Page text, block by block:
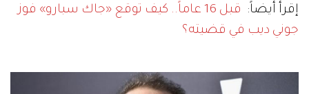
إقرأ أيضاً:
قبل 16 عاماً.. كيف توقع «جاك سبارو» فوز
جوني ديب في قضيته؟